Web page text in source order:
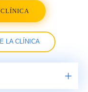
CLÍNICA
LA CLÍNICA